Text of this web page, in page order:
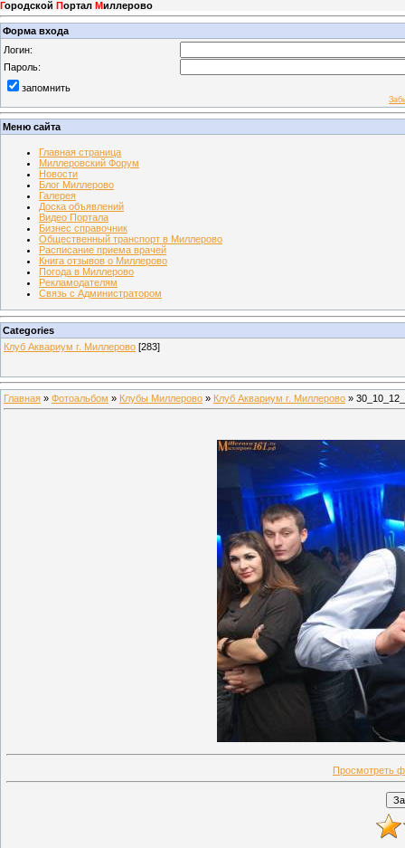
Городской Портал Миллерово
Форма входа
Логин:
Пароль:
запомнить
Меню сайта
Главная страница
Миллеровский Форум
Новости
Блог Миллерово
Галерея
Доска объявлений
Видео Портала
Бизнес справочник
Общественный транспорт в Миллерово
Расписание приема врачей
Книга отзывов о Миллерово
Погода в Миллерово
Рекламодателям
Связь с Администратором
Categories
Клуб Аквариум г. Миллерово [283]
Главная » Фотоальбом » Клубы Миллерово » Клуб Аквариум г. Миллерово »
Просмотреть